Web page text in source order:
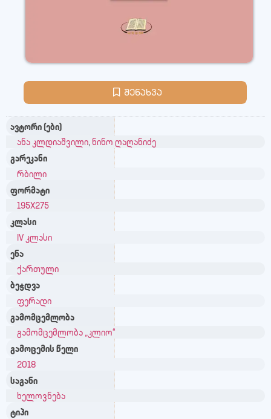
შენახვა
ავტორი (ები)
ანა კლდიაშვილი, ნინო ღაღანიძე
გარეკანი
რბილი
ფორმატი
195X275
კლასი
IV კლასი
ენა
ქართული
ბეჭდვა
ფერადი
გამომცემლობა
გამომცემლობა „კლიო“
გამოცემის წელი
2018
საგანი
ხელოვნება
ტიპი